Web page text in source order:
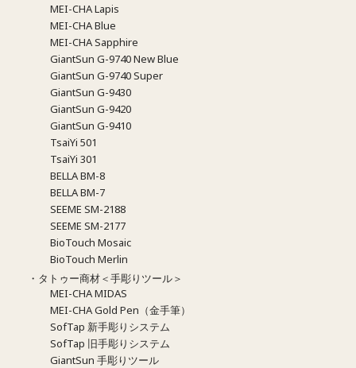
MEI-CHA Lapis
MEI-CHA Blue
MEI-CHA Sapphire
GiantSun G-9740 New Blue
GiantSun G-9740 Super
GiantSun G-9430
GiantSun G-9420
GiantSun G-9410
TsaiYi 501
TsaiYi 301
BELLA BM-8
BELLA BM-7
SEEME SM-2188
SEEME SM-2177
BioTouch Mosaic
BioTouch Merlin
・タトゥー商材＜手彫りツール＞
MEI-CHA MIDAS
MEI-CHA Gold Pen（金手筆）
SofTap 新手彫りシステム
SofTap 旧手彫りシステム
GiantSun 手彫りツール